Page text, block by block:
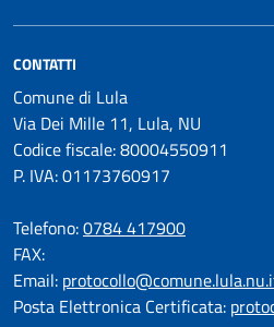
CONTATTI
Comune di Lula
Via Dei Mille 11, Lula, NU
Codice fiscale: 80004550911
P. IVA: 01173760917
Telefono:0784 417900
FAX:
Email:
Posta Elettronica Certificata: